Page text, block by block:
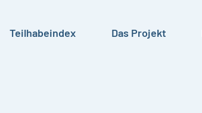
Teilhabeindex Das Projekt